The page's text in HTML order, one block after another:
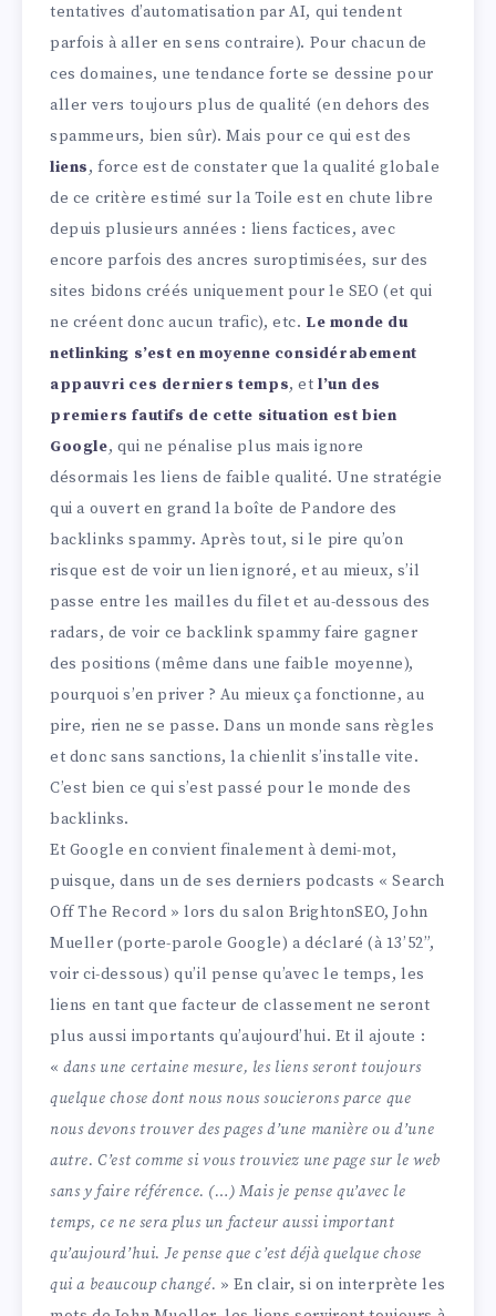
tentatives d’automatisation par AI, qui tendent
parfois à aller en sens contraire). Pour chacun de
ces domaines, une tendance forte se dessine pour
aller vers toujours plus de qualité (en dehors des
spammeurs, bien sûr). Mais pour ce qui est des
liens, force est de constater que la qualité globale
de ce critère estimé sur la Toile est en chute libre
depuis plusieurs années : liens factices, avec
encore parfois des ancres suroptimisées, sur des
sites bidons créés uniquement pour le SEO (et qui
ne créent donc aucun trafic), etc. Le monde du
netlinking s’est en moyenne considérabement
appauvri ces derniers temps, etl’un des
premiers fautifs de cette situation est bien
Google, qui ne pénalise plus mais ignore
désormais les liens de faible qualité. Une stratégie
qui a ouvert en grand la boîte de Pandore des
backlinks spammy. Après tout, si le pire qu’on
risque est de voir un lien ignoré, et au mieux, s’il
passe entre les mailles du filet et au-dessous des
radars, de voir ce backlink spammy faire gagner
des positions (même dans une faible moyenne),
pourquoi s’en priver ? Au mieux ça fonctionne, au
pire, rien ne se passe. Dans un monde sans règles
et donc sans sanctions, la chienlit s’installe vite.
C’est bien ce qui s’est passé pour le monde des
backlinks.
Et Google en convient finalement à demi-mot,
puisque, dans un de ses derniers podcasts « Search
Off The Record » lors du salon BrightonSEO, John
Mueller (porte-parole Google) a déclaré (à 13’52”,
voir ci-dessous) qu’il pense qu’avec le temps, les
liens en tant que facteur de classement ne seront
plus aussi importants qu’aujourd’hui. Et il ajoute :
«dans une certaine mesure, les liens seront toujours
quelque chose dont nous nous soucierons parce que
nous devons trouver des pages d’une manière ou d’une
autre. C’est comme si vous trouviez une page sur le web
sans y faire référence. (…) Mais je pense qu’avec le
temps, ce ne sera plus un facteur aussi important
qu’aujourd’hui. Je pense que c’est déjà quelque chose
qui a beaucoup changé. » En clair, si on interprète les